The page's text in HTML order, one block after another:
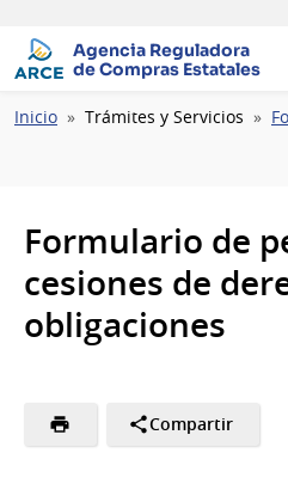
Agencia Reguladora
de Compras Estatales
Ruta
Inicio Trámites y Servicios
Formulario de
cesiones de
obligaciones
Compartir